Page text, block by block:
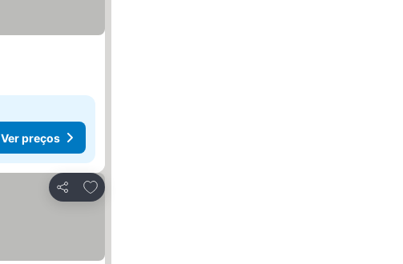
Ver preços
Partilhar
Adicionar aos favoritos